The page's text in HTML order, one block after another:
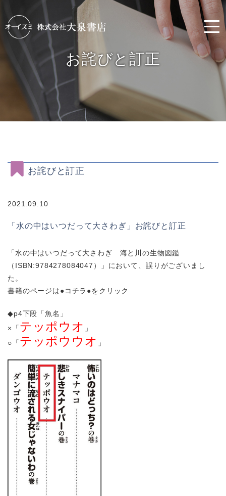
お詫びと訂正
お詫びと訂正
2021.09.10
「水の中はいつだって大さわぎ」お詫びと訂正
「水の中はいつだって大さわぎ 海と川の生物図鑑
（ISBN:9784278084047）」において、誤りがございまし
た。
書籍のページは●コチラ●をクリック
◆p4下段「魚名」
×「 テッポウオ 」
○「 テッポウウオ 」